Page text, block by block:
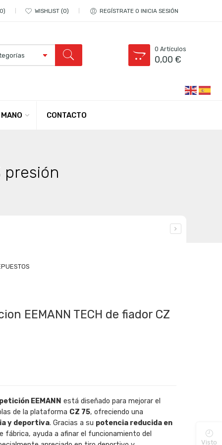
0 WISHLIST 0 REGÍSTRATE O INICIA SESIÓN
0 Artículos
0,00€
CONTACTO
presión
EEMANN TECH de fiador CZ
EEMANN está diseñado para mejorar el
de la plataforma CZ 75, ofreciendo una
y deportiva. Gracias a su potencia reducida en
fábrica, ayuda a afinar el funcionamiento del
Visto